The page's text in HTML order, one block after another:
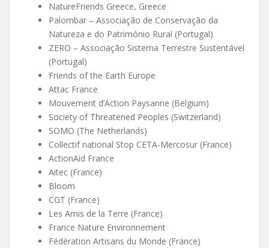
NatureFriends Greece, Greece
Palombar – Associação de Conservação da
Natureza e do Património Rural (Portugal)
ZERO – Associação Sistema Terrestre Sustentável
(Portugal)
Friends of the Earth Europe
Attac France
Mouvement d’Action Paysanne (Belgium)
Society of Threatened Peoples (Switzerland)
SOMO (The Netherlands)
Collectif national Stop CETA-Mercosur (France)
ActionAid France
Aitec (France)
Bloom
CGT (France)
Les Amis de la Terre (France)
France Nature Environnement
Fédération Artisans du Monde (France)